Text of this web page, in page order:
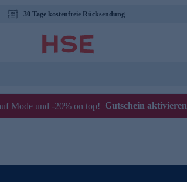
30 Tage kostenfreie Rücksendung
Mode und -20% on top! Gutschein aktivieren